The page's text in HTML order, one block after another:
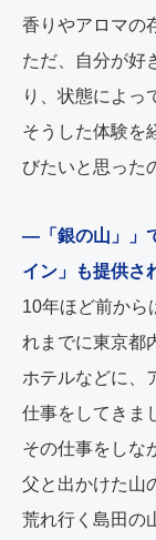
香りやアロマの
ただ、自分が好
り、状態によっ
そうした体験を
びたいと思った
―「銀の山」」
イン」も提供さ
10年ほど前から
れまでに東京都
ホテルなどに、
仕事をしてきま
その仕事をしな
父と出かけた山
荒れ行く島田の